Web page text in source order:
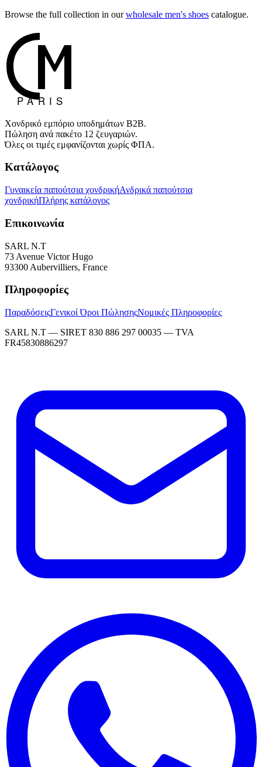
Browse the full collection in our wholesale men's shoes catalogue.
Χονδρικό εμπόριο υποδημάτων B2B.
Πώληση ανά πακέτο 12 ζευγαριών.
Όλες οι τιμές εμφανίζονται χωρίς ΦΠΑ.
Κατάλογος
Γυναικεία παπούτσια χονδρικήΑνδρικά παπούτσια
χονδρικήΠλήρης κατάλογος
Επικοινωνία
SARL N.T
73 Avenue Victor Hugo
93300 Aubervilliers, France
Πληροφορίες
ΠαραδόσειςΓενικοί Όροι ΠώλησηςΝομικές Πληροφορίες
SARL N.T — SIRET 830 886 297 00035 — TVA
FR45830886297